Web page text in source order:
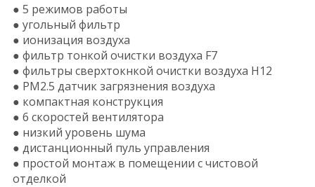
● 5 режимов работы
● угольный фильтр
● ионизация воздуха
● фильтр тонкой очистки воздуха F7
● фильтры сверхтокнкой очистки воздуха H12
● PM2.5 датчик загрязнения воздуха
● компактная конструкция
● 6 скоростей вентилятора
● низкий уровень шума
● дистанционный пуль управления
● простой монтаж в помещении с чистовой
отделкой